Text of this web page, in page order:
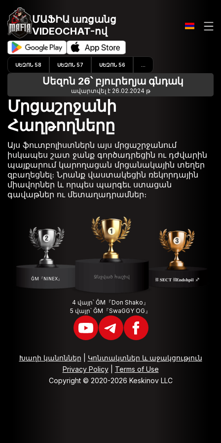
ՄԱՖԻԱ առցանց
VIDEOCHAT-ով
ՍԵԶՈՆ 58 ՍԵԶՈՆ 57 ՍԵԶՈՆ 56
Սեզոն 26՝ բյուրեղյա գնդակ
ավարտվել է 26.02.2024 թ
Մրցաշրջանի
Հաղթողները
Այս ֆուտբոլիստներն այս մրցաշրջանում
իսկապես շատ ջանք գործադրեցին ու դժվարին
պայքարում կարողացան մրցանակային տեղեր
զբաղեցնել։ Նրանք վաստակեցին ռեկորդային
միավորներ և որպես պարգեւ ստացան
գավաթներ ու մետաղադրամներ։
Ջնջված հաշիվ
ĞM『NINEX』 ⛓ 𝐒𝐄𝐂𝐓 ⛓𝐄𝐧𝐝𝐬𝐡𝐩𝐢𝐥 ♐️
4 վայր՝ ĞM『Don Shako』
5 վայր՝ ĞM『SwaGGY OG』
Խաղի կանոններ
Կոնտակտներ և աջակցություն
Privacy Policy| Terms of Use
Copyright © 2020-2026 Keskinov LLC